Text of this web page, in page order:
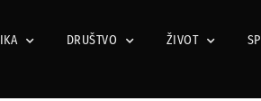
DRUŠTVO ŽIVOT